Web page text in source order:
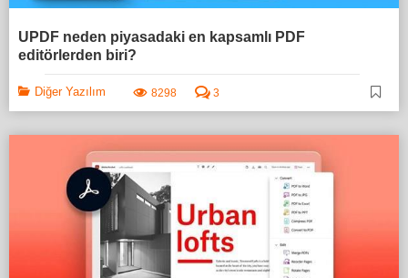
UPDF neden piyasadaki en kapsamlı PDF
editörlerden biri?
Diğer Yazılım 8298 3